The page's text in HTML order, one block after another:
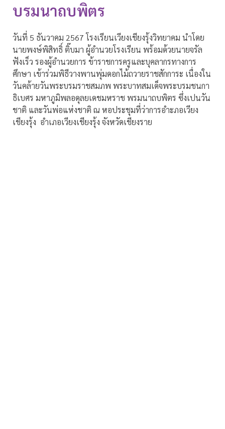
บรมนาถบพิตร
วันที่ 5 ธันวาคม 2567 โรงเรียนเวียงเชียงรุ้งวิทยาคม นำโดย
นายพงษ์พิสิทธิ์ ติ๊บมา ผู้อำนวยโรงเรียน พร้อมด้วยนายจรัล
ฟังเร็ว รองผู้อำนวยการ ข้าราชการครูและบุคลากรทางการ
ศึกษา เข้าร่วมพิธีวางพานพุ่มดอกไม้ถวายราชสักการะ เนื่องใน
วันคล้ายวันพระบรมราชสมภพ พระบาทสมเด็จพระบรมชนกา
ธิเบศร มหาภูมิพลอดุลยเดชมหราช พรมนาถบพิตร ซึ่งเปนวัน
ชาติ และวันพ่อแห่งชาติ ณ หอประชุมที่ว่าการอำะภอเวียง
เชียงรุ้ง อำเภอเวียงเชียงรุ้ง จังหวัดเชียงราย